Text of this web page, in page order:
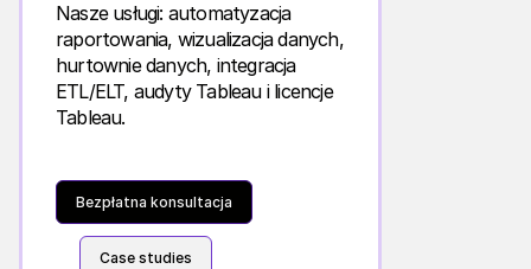
Nasze usługi: automatyzacja
raportowania, wizualizacja danych,
hurtownie danych, integracja
ETL/ELT, audyty Tableau i licencje
Tableau.
Bezpłatna konsultacja
Case studies